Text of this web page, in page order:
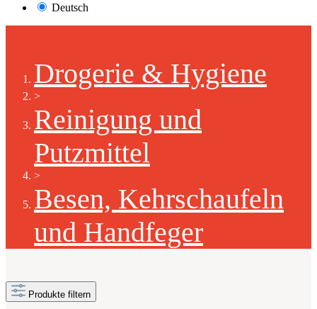
Deutsch
Drogerie & Hygiene
>
Reinigung und
Putzmittel
>
Besen, Kehrschaufeln
und Handfeger
Produkte filtern